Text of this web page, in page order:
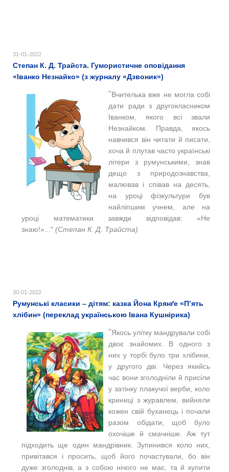
31-01-2022
Степан К. Д. Трайста. Гумористичне оповідання
«Іванко Незнайко» (з журналу «Дзвоник»)
"Вчителька вже не могла собі
дати ради з другокласником
Іванком, якого всі звали
Незнайком. Правда, якось
навчився він читати й писати,
хоча й плутав часто українські
літери з румунськими, знав
дещо з природознавства,
малював і співав на десять,
на уроці фізкультури був
найліпшим учнем, але на
уроці математики завжди відповідав: «Не
знаю!»..." (Степан К. Д. Трайста)
30-01-2022
Румунські класики – дітям: казка Йона Крянґе «П’ять
хлібин» (переклад українською Івана Кушнірика)
"Якось улітку мандрували собі
двоє знайомих. В одного з
них у торбі було три хлібини,
у другого дві. Через якийсь
час вони зголодніли й присіли
у затінку плакучої верби, коло
криниці з журавлем, вийняли
кожен свій буханець і почали
разом обідати, щоб було
охочіше й смачніше. Аж тут
підходить ще один мандрівник. Зупинився коло них,
привітався і просить, щоб його почастували, бо він
дуже зголоднів, а з собою нічого не має, та й купити